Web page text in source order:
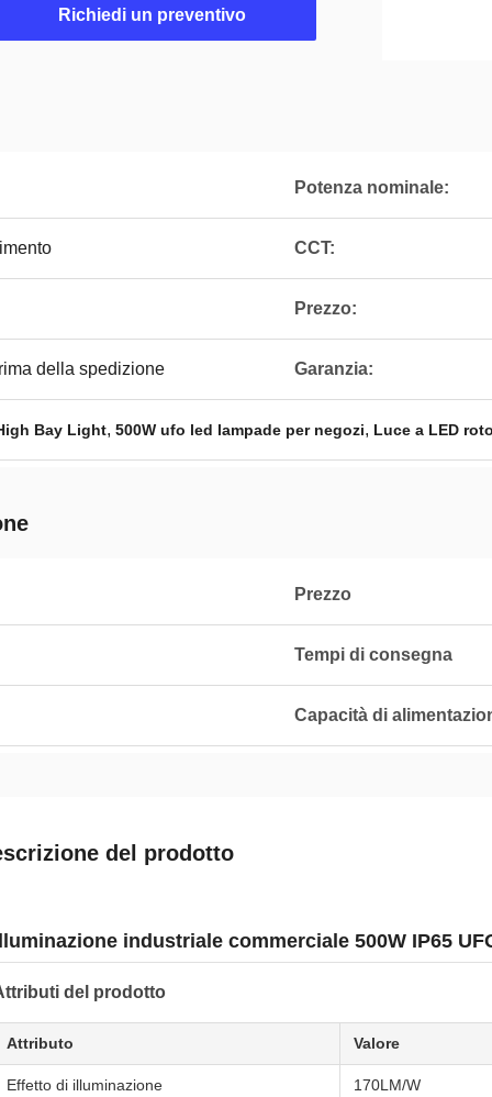
Richiedi un preventivo
Potenza nominale:
CCT:
Prezzo:
della spedizione Garanzia:
Bay Light, 500W ufo led lampade per negozi, Luce a LED
Prezzo
Tempi di consegna
Capacità di
del prodotto
industriale commerciale 500W IP65
del prodotto
Attributo Valore
Effetto di illuminazione 170LM/W